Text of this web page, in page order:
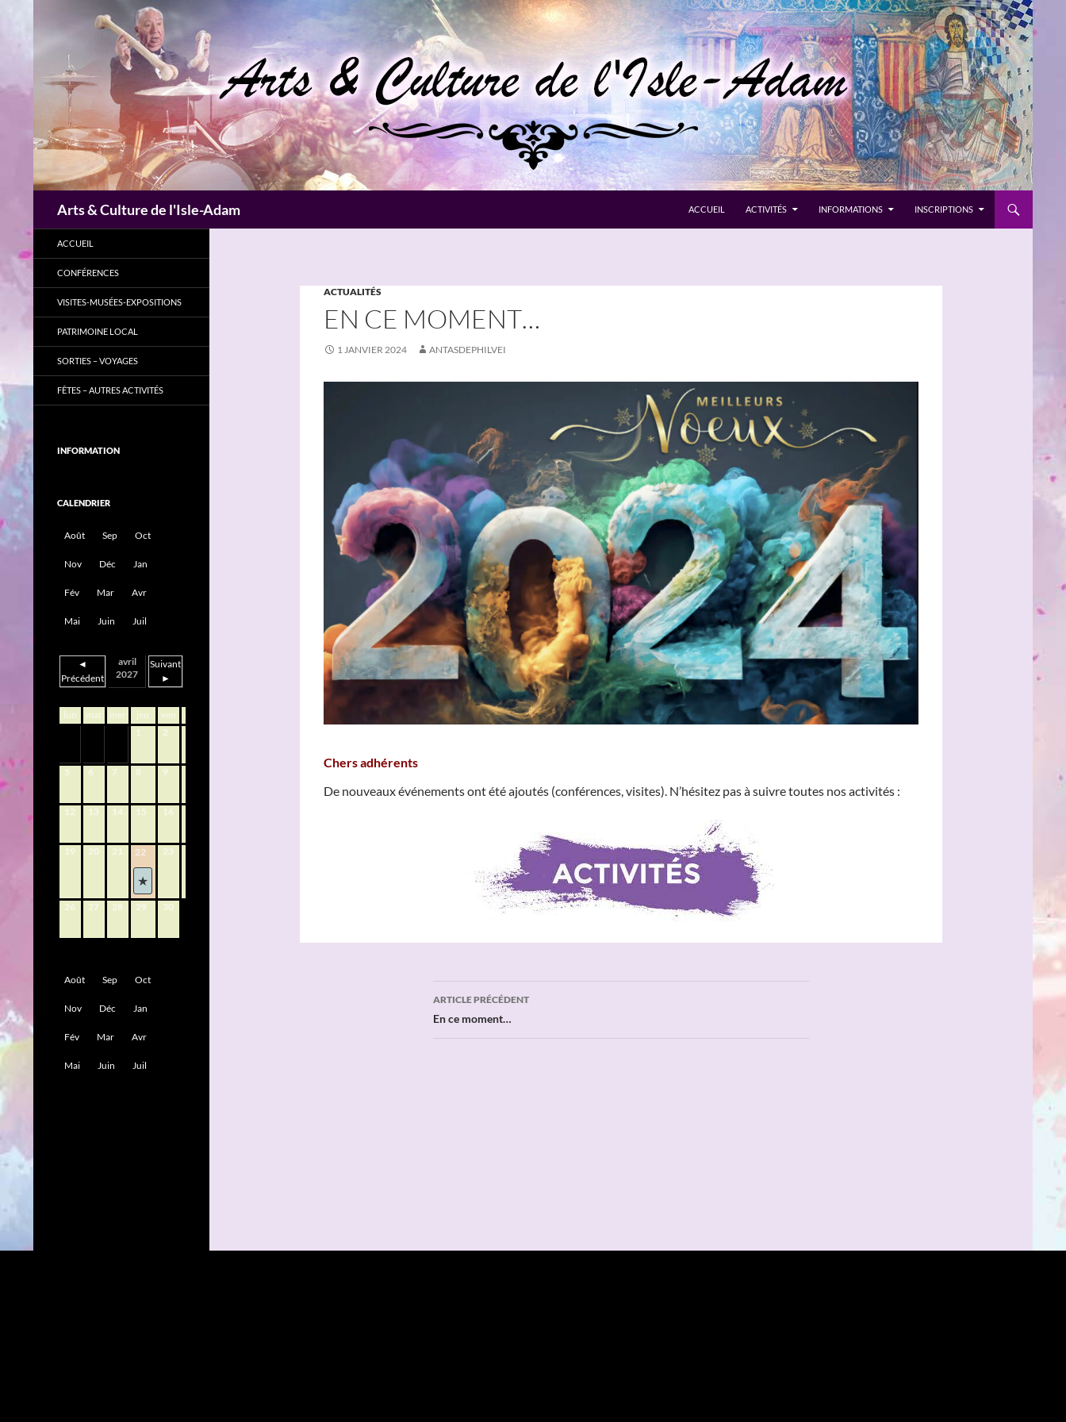
contenu
Arts & Culture de l'Isle-Adam ACCUEIL ACTIVITÉS INFORMATIONS INSCRIPTIONS
ACTUALITÉS
EN CE MOMENT…
1 JANVIER 2024 ANTASDEPHILVEI
Chers adhérents
De nouveaux événements ont été ajoutés (conférences, visites). N’hésitez pas à suivre toutes nos activités :
Navigation
des
ARTICLE PRÉCÉDENT
En ce moment…
ACCUEIL
CONFÉRENCES
VISITES-MUSÉES-EXPOSITIONS
PATRIMOINE LOCAL
SORTIES – VOYAGES
FÊTES – AUTRES ACTIVITÉS
INFORMATION
CALENDRIER
Août Sep Oct
Nov Déc Jan
Fév Mar Avr
Mai Juin Juil
◄
Précédent
avril
2027
Suivant
►
lun mar mer jeu ven sam
1
2
5 6 7 8 9
12 13 14 15 16
19 20 21 22 23
26 27 28 29 30
Août Sep Oct
Nov Déc Jan
Fév Mar Avr
Mai Juin Juil